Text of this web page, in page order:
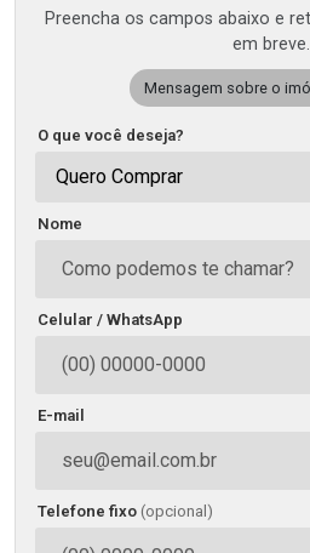
Preencha os campos abaixo e
em breve.
Mensagem sobre o
O que você deseja?
Quero Comprar
Nome
Celular / WhatsApp
E-mail
Telefone fixo (opcional)